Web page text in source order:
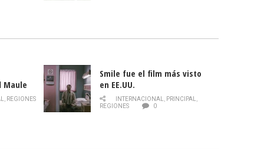
Maule
de la
, REGIONES
Smile fue el film más visto
en EE.UU.
INTERNACIONAL, PRINCIPAL,
REGIONES
0